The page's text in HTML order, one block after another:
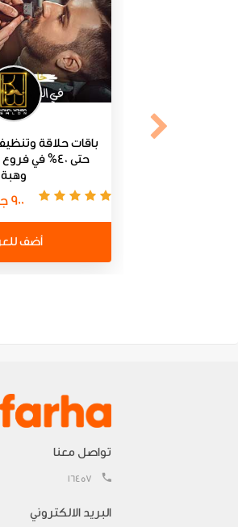
باقات حلاقة
حتى 40% في
وهبة
900 جنيه
أضف
تواصل معنا
16457
البريد الالكتروني